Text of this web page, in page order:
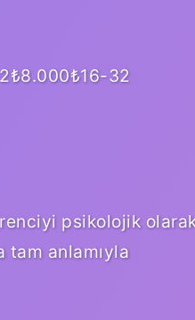
32
psikolojik
tam anlamıyla